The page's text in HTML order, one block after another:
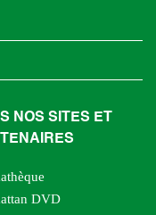
NOS SITES ET
DVD